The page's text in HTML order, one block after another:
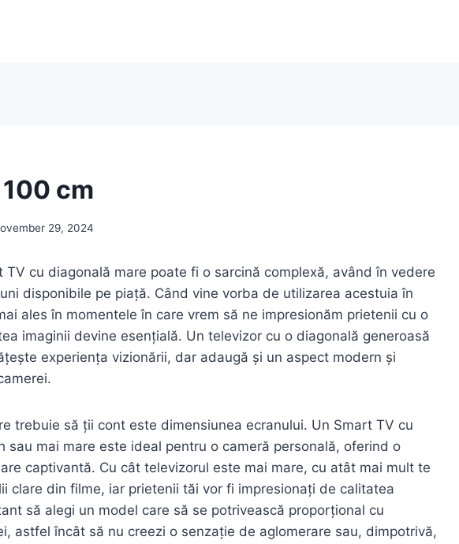
cm
29, 2024
TV cu diagonală mare poate fi o sarcină complexă, având în vedere
disponibile pe piață. Când vine vorba de utilizarea acestuia în
ales în momentele în care vrem să ne impresionăm prietenii cu o
imaginii devine esențială. Un televizor cu o diagonală generoasă
experiența vizionării, dar adaugă și un aspect modern și
trebuie să ții cont este dimensiunea ecranului. Un Smart TV cu
sau mai mare este ideal pentru o cameră personală, oferind o
captivantă. Cu cât televizorul este mai mare, cu atât mai mult te
clare din filme, iar prietenii tăi vor fi impresionați de calitatea
să alegi un model care să se potrivească proporțional cu
astfel încât să nu creezi o senzație de aglomerare sau, dimpotrivă,